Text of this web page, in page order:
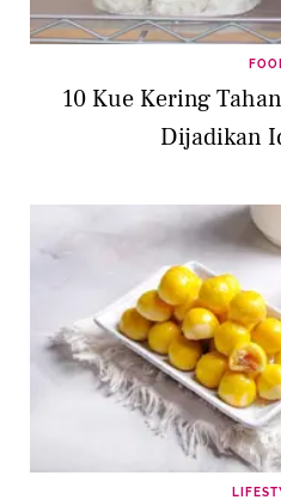
10 Kue Kering
Dijadikan